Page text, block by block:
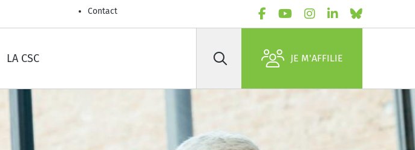
Contact
LA CSC Rechercher JE M'AFFILIE